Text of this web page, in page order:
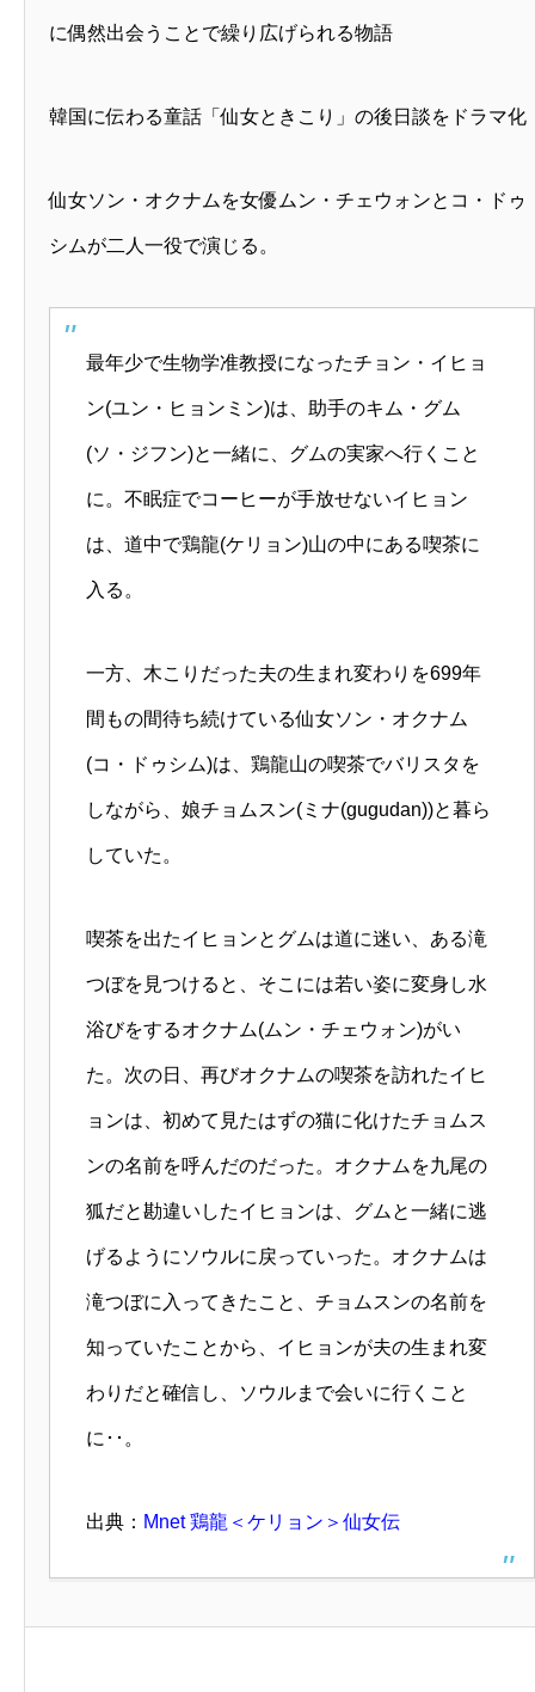
に偶然出会うことで繰り広げられる物語
韓国に伝わる童話「仙女ときこり」の後日談をドラマ化
仙女ソン・オクナムを女優ムン・チェウォンとコ・ドゥ
シムが二人一役で演じる。
最年少で生物学准教授になったチョン・イヒョ
ン(ユン・ヒョンミン)は、助手のキム・グム
(ソ・ジフン)と一緒に、グムの実家へ行くこと
に。不眠症でコーヒーが手放せないイヒョン
は、道中で鶏龍(ケリョン)山の中にある喫茶に
入る。
一方、木こりだった夫の生まれ変わりを699年
間もの間待ち続けている仙女ソン・オクナム
(コ・ドゥシム)は、鶏龍山の喫茶でバリスタを
しながら、娘チョムスン(ミナ(gugudan))と暮ら
していた。
喫茶を出たイヒョンとグムは道に迷い、ある滝
つぼを見つけると、そこには若い姿に変身し水
浴びをするオクナム(ムン・チェウォン)がい
た。次の日、再びオクナムの喫茶を訪れたイヒ
ョンは、初めて見たはずの猫に化けたチョムス
ンの名前を呼んだのだった。オクナムを九尾の
狐だと勘違いしたイヒョンは、グムと一緒に逃
げるようにソウルに戻っていった。オクナムは
滝つぼに入ってきたこと、チョムスンの名前を
知っていたことから、イヒョンが夫の生まれ変
わりだと確信し、ソウルまで会いに行くこと
に･･。
出典： Mnet 鶏龍＜ケリョン＞仙女伝